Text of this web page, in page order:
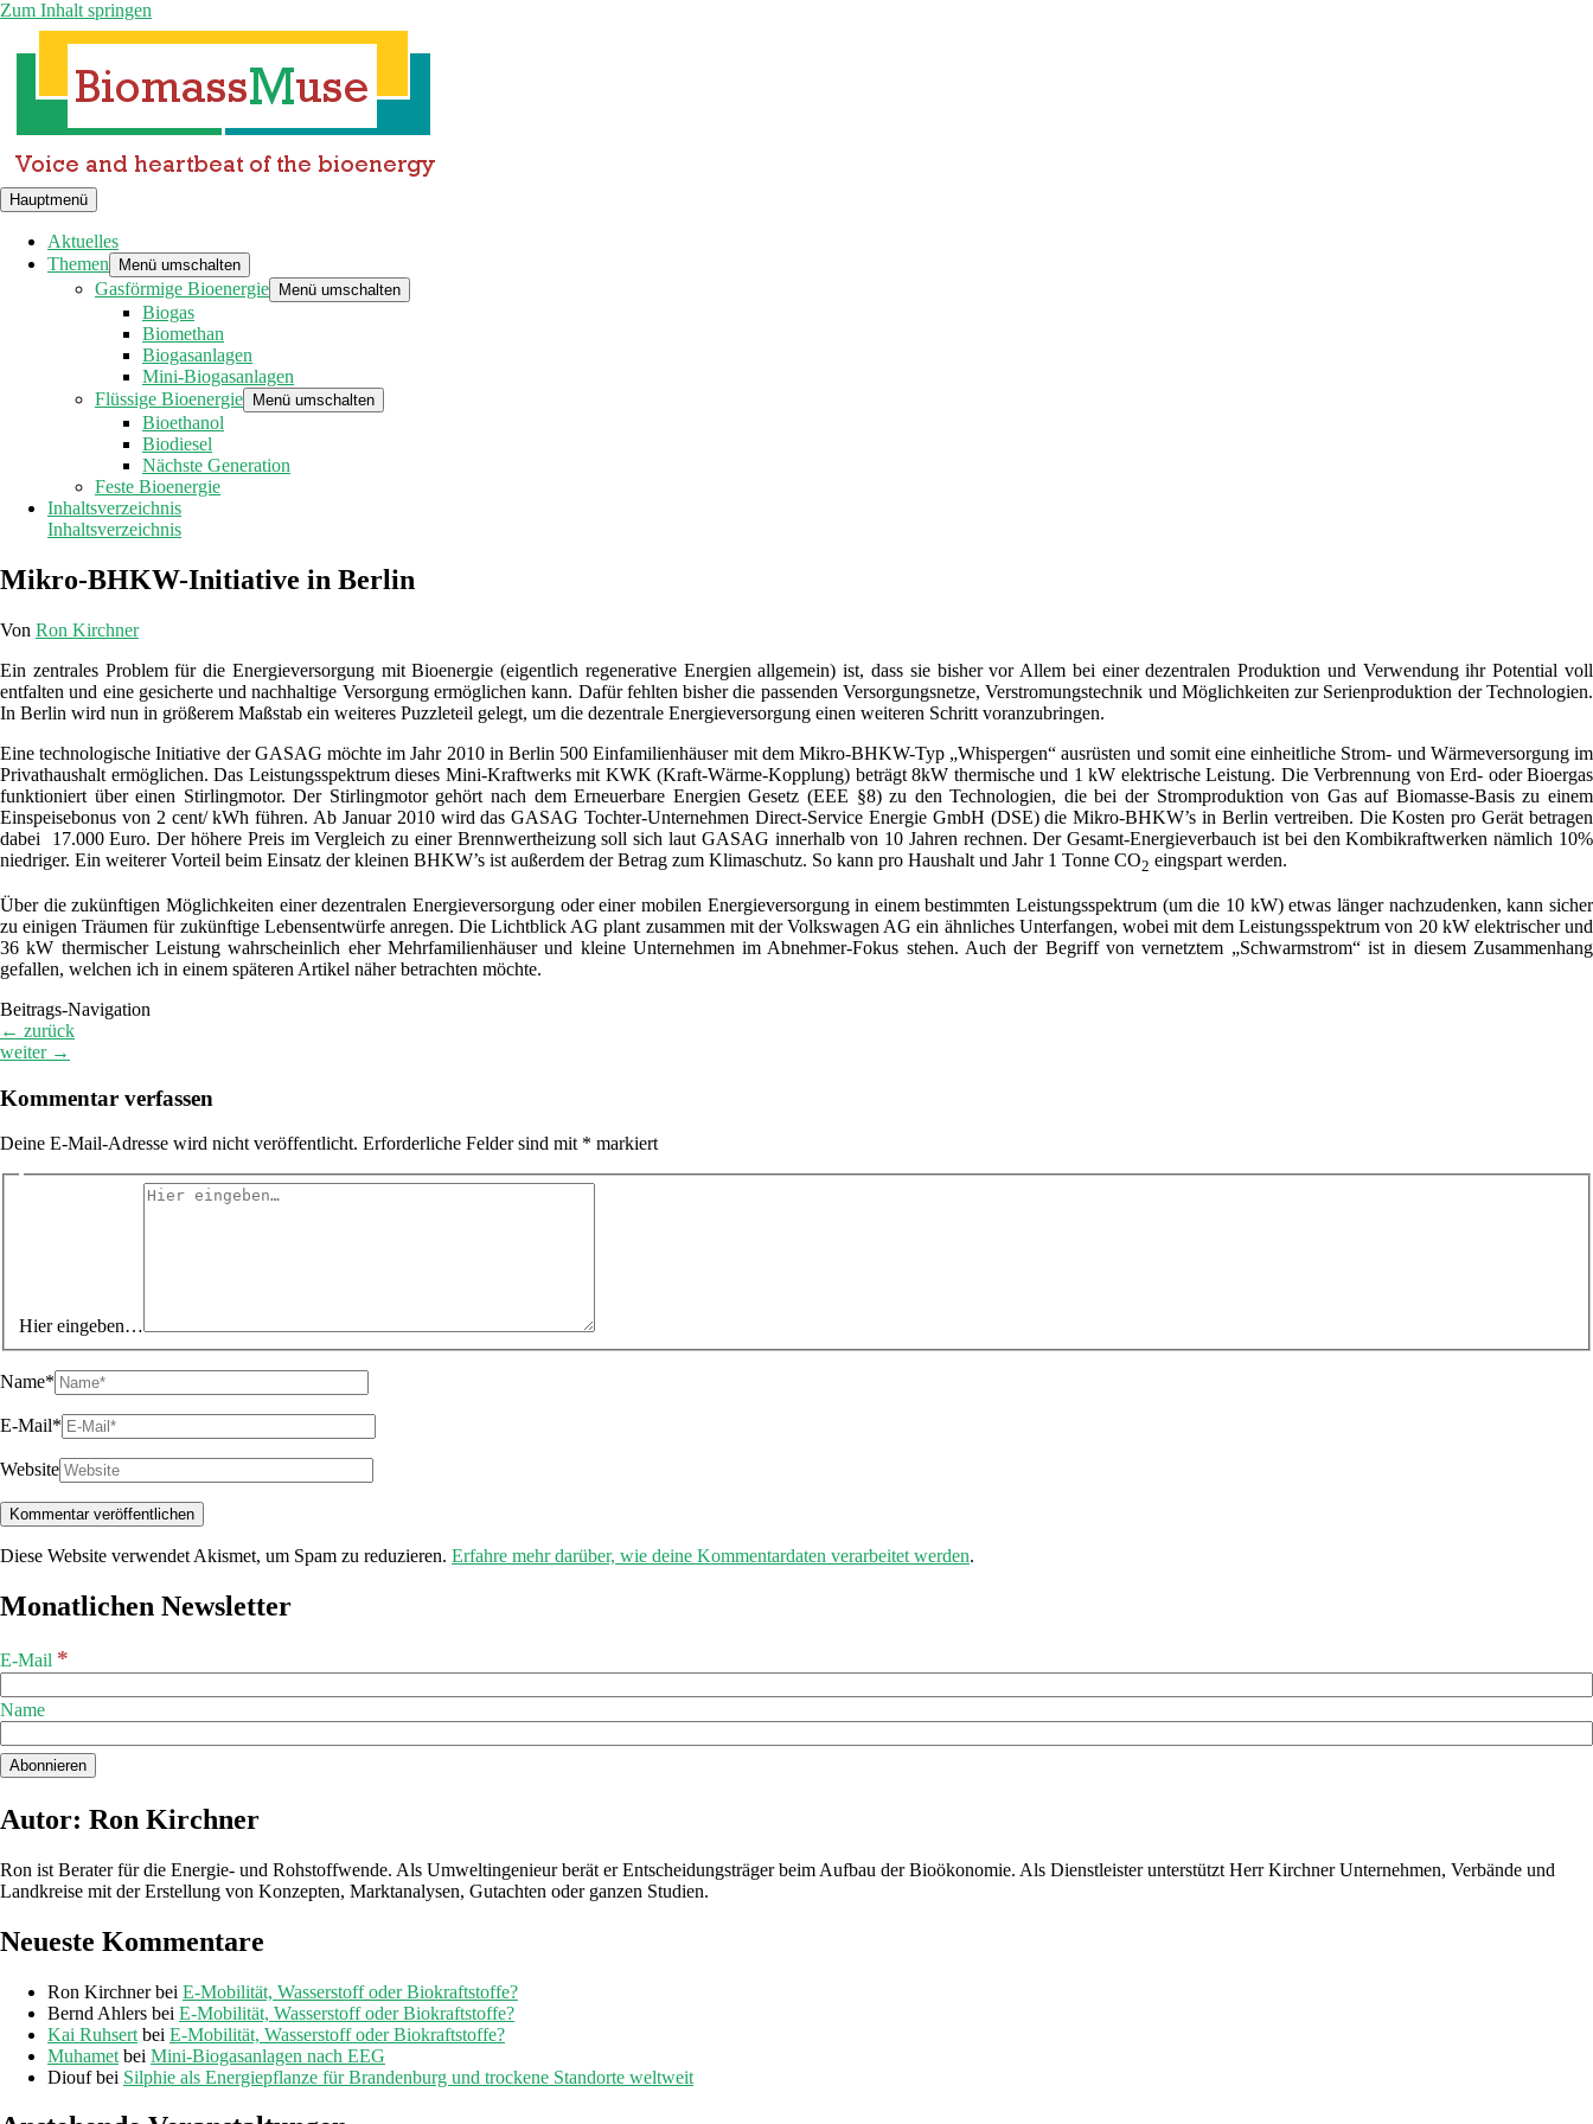
Zum Inhalt springen
Hauptmenü
Aktuelles
Themen
Menü umschalten
Gasförmige Bioenergie Menü umschalten
Biogas
Biomethan
Biogasanlagen
Mini-Biogasanlagen
Flüssige Bioenergie
Menü umschalten
Bioethanol
Biodiesel
Nächste Generation
Feste Bioenergie
Inhaltsverzeichnis
Inhaltsverzeichnis
Mikro-BHKW-Initiative in Berlin
Von Ron Kirchner
Ein zentrales Problem für die Energieversorgung mit Bioenergie (eigentlich regenerative Energien allgemein) ist, dass sie bisher vor Allem bei einer dezentralen Produktion und Verwendung ihr Potential voll
entfalten und eine gesicherte und nachhaltige Versorgung ermöglichen kann. Dafür fehlten bisher die passenden Versorgungsnetze, Verstromungstechnik und Möglichkeiten zur Serienproduktion der Technologien.
In Berlin wird nun in größerem Maßstab ein weiteres Puzzleteil gelegt, um die dezentrale Energieversorgung einen weiteren Schritt voranzubringen.
Eine technologische Initiative der GASAG möchte im Jahr 2010 in Berlin 500 Einfamilienhäuser mit dem Mikro-BHKW-Typ „Whispergen“ ausrüsten und somit eine einheitliche Strom- und Wärmeversorgung im
Privathaushalt ermöglichen. Das Leistungsspektrum dieses Mini-Kraftwerks mit KWK (Kraft-Wärme-Kopplung) beträgt 8kW thermische und 1 kW elektrische Leistung. Die Verbrennung von Erd- oder Bioergas
funktioniert über einen Stirlingmotor. Der Stirlingmotor gehört nach dem Erneuerbare Energien Gesetz (EEE §8) zu den Technologien, die bei der Stromproduktion von Gas auf Biomasse-Basis zu einem
Einspeisebonus von 2 cent/ kWh führen. Ab Januar 2010 wird das GASAG Tochter-Unternehmen Direct-Service Energie GmbH (DSE) die Mikro-BHKW’s in Berlin vertreiben. Die Kosten pro Gerät betragen
dabei 17.000 Euro. Der höhere Preis im Vergleich zu einer Brennwertheizung soll sich laut GASAG innerhalb von 10 Jahren rechnen. Der Gesamt-Energieverbauch ist bei den Kombikraftwerken nämlich 10%
niedriger. Ein weiterer Vorteil beim Einsatz der kleinen BHKW’s ist außerdem der Betrag zum Klimaschutz. So kann pro Haushalt und Jahr 1 Tonne CO2 eingspart werden.
Über die zukünftigen Möglichkeiten einer dezentralen Energieversorgung oder einer mobilen Energieversorgung in einem bestimmten Leistungsspektrum (um die 10 kW) etwas länger nachzudenken, kann sicher
zu einigen Träumen für zukünftige Lebensentwürfe anregen. Die Lichtblick AG plant zusammen mit der Volkswagen AG ein ähnliches Unterfangen, wobei mit dem Leistungsspektrum von 20 kW elektrischer und
36 kW thermischer Leistung wahrscheinlich eher Mehrfamilienhäuser und kleine Unternehmen im Abnehmer-Fokus stehen. Auch der Begriff von vernetztem „Schwarmstrom“ ist in diesem Zusammenhang
gefallen, welchen ich in einem späteren Artikel näher betrachten möchte.
Beitrags-Navigation
← zurück
weiter →
Kommentar verfassen
Deine E-Mail-Adresse wird nicht veröffentlicht. Erforderliche Felder sind mit * markiert
Hier eingeben…
Name*
E-Mail*
Website
Diese Website verwendet Akismet, um Spam zu reduzieren. Erfahre mehr darüber, wie deine Kommentardaten verarbeitet werden.
Monatlichen Newsletter
E-Mail *
Name
Autor: Ron Kirchner
Ron ist Berater für die Energie- und Rohstoffwende. Als Umweltingenieur berät er Entscheidungsträger beim Aufbau der Bioökonomie. Als Dienstleister unterstützt Herr Kirchner Unternehmen, Verbände und
Landkreise mit der Erstellung von Konzepten, Marktanalysen, Gutachten oder ganzen Studien.
Neueste Kommentare
Ron Kirchnerbei E-Mobilität, Wasserstoff oder Biokraftstoffe?
Bernd Ahlers bei E-Mobilität, Wasserstoff oder Biokraftstoffe?
Kai Ruhsert bei E-Mobilität, Wasserstoff oder Biokraftstoffe?
Muhamet bei Mini-Biogasanlagen nach EEG
Dioufbei Silphie als Energiepflanze für Brandenburg und trockene Standorte weltweit